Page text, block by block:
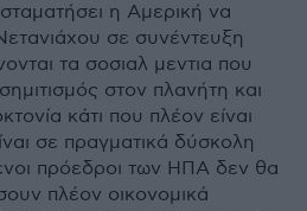
η Αμερική να
σε συνέντευξη
τα σοσιαλ μεντια που
στον πλανήτη και
κάτι που πλέον είναι
σε πραγματικά δύσκολη
πρόεδροι των ΗΠΑ δεν θα
πλέον οικονομικά